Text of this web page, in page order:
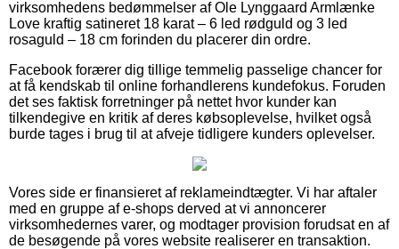
virksomhedens bedømmelser af Ole Lynggaard Armlænke
Love kraftig satineret 18 karat – 6 led rødguld og 3 led
rosaguld – 18 cm forinden du placerer din ordre.
Facebook forærer dig tillige temmelig passelige chancer for
at få kendskab til online forhandlerens kundefokus. Foruden
det ses faktisk forretninger på nettet hvor kunder kan
tilkendegive en kritik af deres købsoplevelse, hvilket også
burde tages i brug til at afveje tidligere kunders oplevelser.
Vores side er finansieret af reklameindtægter. Vi har aftaler
med en gruppe af e-shops derved at vi annoncerer
virksomhedernes varer, og modtager provision forudsat en af
de besøgende på vores website realiserer en transaktion.